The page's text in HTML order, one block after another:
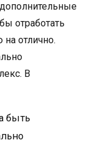
отработать
отлично.
В
быть